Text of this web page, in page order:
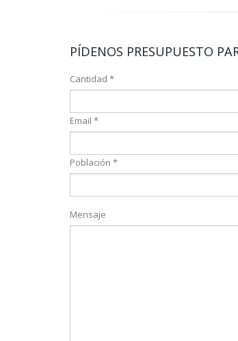
PÍDENOS PRESUPUESTO
Cantidad *
Email *
Población *
Mensaje